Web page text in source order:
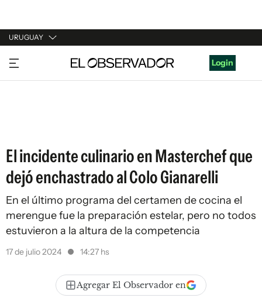
URUGUAY
URUGUAY
ARGENTINA
Login
El incidente culinario en Masterchef que
dejó enchastrado al Colo Gianarelli
En el último programa del certamen de cocina el
merengue fue la preparación estelar, pero no todos
estuvieron a la altura de la competencia
17 de julio 2024 14:27 hs
Agregar El Observador en